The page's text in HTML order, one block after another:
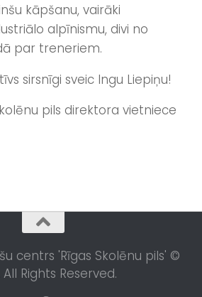
kāpšanu, vairāki
alpīnismu, divi no
par treneriem.
sirsnīgi sveic Ingu Liepiņu!
pils direktora vietniece
centrs 'Rīgas Skolēnu pils' ©
All Rights Reserved.